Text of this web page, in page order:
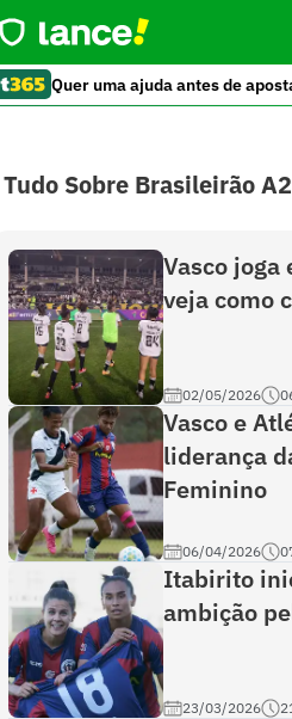
Quer uma ajuda antes de
Tudo Sobre Brasileirão A2
Vasco joga
veja como
02/05/2026
Vasco e
liderança
Feminino
06/04/2026
Itabirito
ambição
23/03/2026